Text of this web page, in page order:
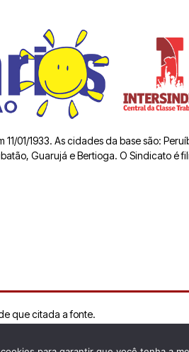
11/01/1933. As cidades da base são:
Guarujá e Bertioga. O Sindicato é
que citada a fonte.